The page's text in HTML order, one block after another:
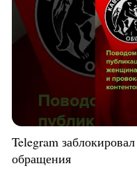
Telegram
обращения